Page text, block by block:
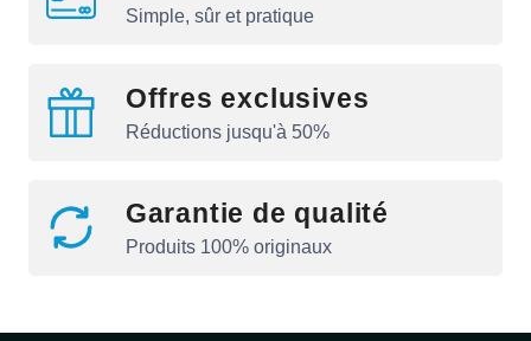
Simple, sûr et pratique
Offres exclusives
Réductions jusqu'à 50%
Garantie de qualité
Produits 100% originaux